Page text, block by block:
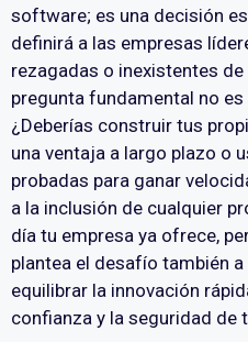
software; es una decisión
definirá a las empresas
rezagadas o inexistentes
pregunta fundamental no
¿Deberías construir tus
una ventaja a largo plazo o
probadas para ganar
a la inclusión de cualquier
día tu empresa ya ofrece,
plantea el desafío también
equilibrar la innovación
confianza y la seguridad de